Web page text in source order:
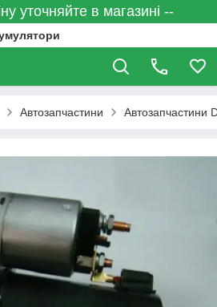
уточняйте в магазині --
Автозапчастини Автозапчастини